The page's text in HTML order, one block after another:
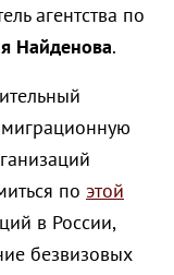
агентства по
Найденова.
по этой
в России,
безвизовых